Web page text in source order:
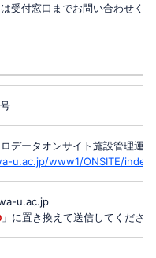
受付窓口までお問い合わせく
データオンサイト施設管理運
u.ac.jp/www1/ONSITE/
u.ac.jp
」に置き換えて送信してくださ